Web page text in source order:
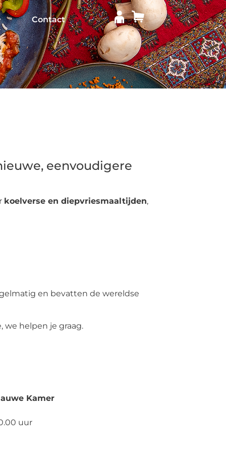
Contact
eenvoudigere
koelverse en diepvriesmaaltijden,
en bevatten de wereldse
we helpen je graag.
Kamer
uur